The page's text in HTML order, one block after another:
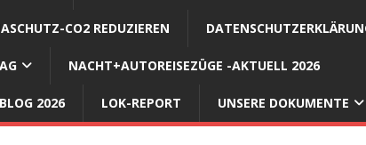
CO2 REDUZIEREN
NACHT+AUTOREISEZÜGE -AKTUELL 2026
2026 LOK-REPORT UNSERE DOKUMENTE